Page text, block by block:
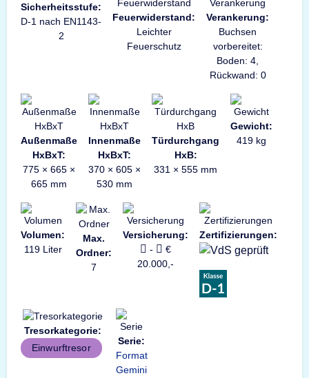
Sicherheitsstufe:
D-1 nach EN1143-
2
Feuerwiderstand:
Leichter
Feuerschutz
Verankerung:
Buchsen
vorbereitet:
Boden: 4,
Rückwand: 0
Außenmaße
HxBxT:
775 × 665 ×
665 mm
Innenmaße
HxBxT:
370 × 605 ×
530 mm
Türdurchgang
HxB:
331 × 555 mm
Gewicht:
419 kg
Volumen:
119 Liter
Max.
Ordner:
7
Versicherung:
-
€
20.000,-
Zertifizierungen:
Tresorkategorie:
Einwurftresor
Serie:
Format
Gemini